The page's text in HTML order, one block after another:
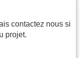
contactez nous si
projet.